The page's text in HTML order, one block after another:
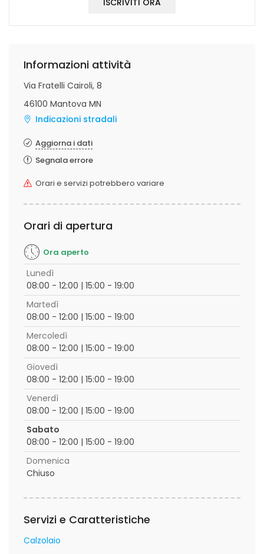
ISCRIVITI ORA
Informazioni attività
Via Fratelli Cairoli, 8
46100 Mantova MN
Indicazioni stradali
Aggiorna i dati
Segnala errore
Orari e servizi potrebbero variare
Orari di apertura
Ora aperto
Lunedì
08:00 - 12:00 | 15:00 - 19:00
Martedì
08:00 - 12:00 | 15:00 - 19:00
Mercoledì
08:00 - 12:00 | 15:00 - 19:00
Giovedì
08:00 - 12:00 | 15:00 - 19:00
Venerdì
08:00 - 12:00 | 15:00 - 19:00
Sabato
08:00 - 12:00 | 15:00 - 19:00
Domenica
Chiuso
Servizi e Caratteristiche
Calzolaio